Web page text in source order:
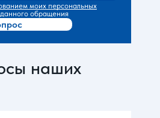
моих персональных
обращения
наших